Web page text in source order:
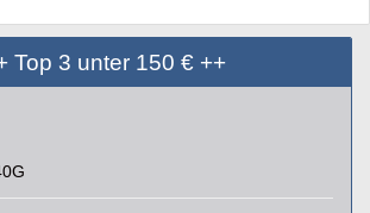
Top 3 unter 150 € ++